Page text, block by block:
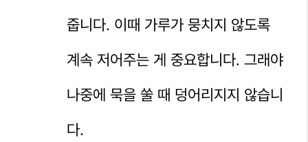
줍니다. 이때 가루가 뭉치지 않도록
계속 저어주는 게 중요합니다. 그래야
나중에 묵을 쑬 때 덩어리지지 않습니
다.